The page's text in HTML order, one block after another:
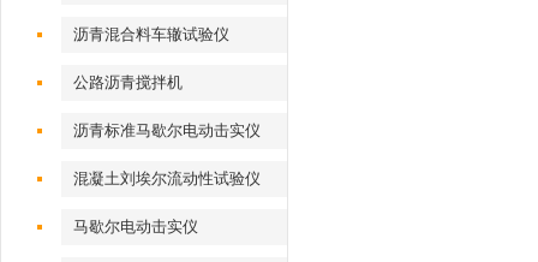
沥青混合料车辙试验仪
公路沥青搅拌机
沥青标准马歇尔电动击实仪
混凝土刘埃尔流动性试验仪
马歇尔电动击实仪